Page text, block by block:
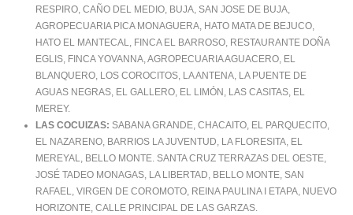
RESPIRO, CAÑO DEL MEDIO, BUJA, SAN JOSE DE BUJA,
AGROPECUARIA PICA MONAGUERA, HATO MATA DE BEJUCO,
HATO EL MANTECAL, FINCA EL BARROSO, RESTAURANTE DOÑA
EGLIS, FINCA YOVANNA, AGROPECUARIA AGUACERO, EL
BLANQUERO, LOS COROCITOS, LA ANTENA, LA PUENTE DE
AGUAS NEGRAS, EL GALLERO, EL LIMÓN, LAS CASITAS, EL
MEREY.
LAS COCUIZAS: SABANA GRANDE, CHACAITO, EL PARQUECITO,
EL NAZARENO, BARRIOS LA JUVENTUD, LA FLORESITA, EL
MEREYAL, BELLO MONTE. SANTA CRUZ TERRAZAS DEL OESTE,
JOSÉ TADEO MONAGAS, LA LIBERTAD, BELLO MONTE, SAN
RAFAEL, VIRGEN DE COROMOTO, REINA PAULINA I ETAPA, NUEVO
HORIZONTE, CALLE PRINCIPAL DE LAS GARZAS.